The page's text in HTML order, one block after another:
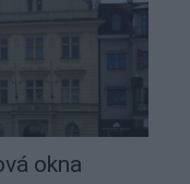
okna